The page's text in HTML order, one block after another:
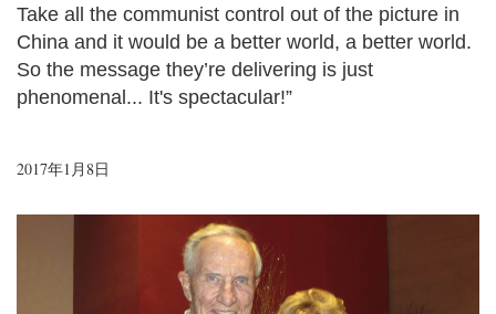
Take all the communist control out of the picture in
China and it would be a better world, a better world.
So the message they’re delivering is just
phenomenal... It's spectacular!”
2017年1月8日